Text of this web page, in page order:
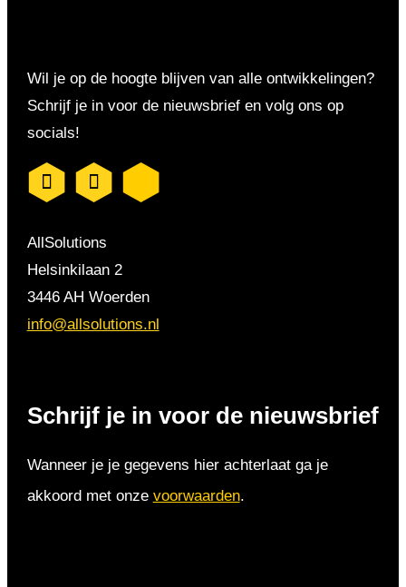
Wil je op de hoogte blijven van alle ontwikkelingen?
Schrijf je in voor de nieuwsbrief en volg ons op
socials!
AllSolutions
Helsinkilaan 2
3446 AH Woerden
info@allsolutions.nl
Schrijf je in voor de nieuwsbrief
Wanneer je je gegevens hier achterlaat ga je
akkoord met onze voorwaarden.